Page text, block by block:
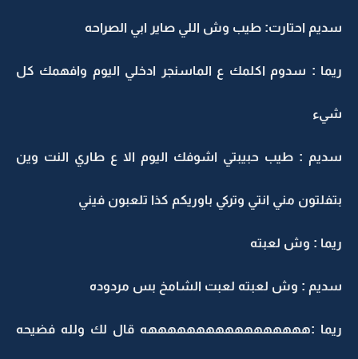
احتارت: طيب وش اللي صاير ابي الصراحه
: سدوم اكلمك ع الماسنجر ادخلي اليوم وافهمك كل
: طيب حبيبتي اشوفك اليوم الا ع طاري النت وين
مني انتي وتركي باوريكم كذا تلعبون فيني
: وش لعبته
: وش لعبته لعبت الشامخ بس مردوده
:هههههههههههههههههه قال لك ولله فضيحه